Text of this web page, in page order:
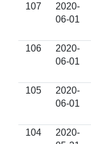
107
2020-
06-01
106
2020-
06-01
105
2020-
06-01
104
2020-